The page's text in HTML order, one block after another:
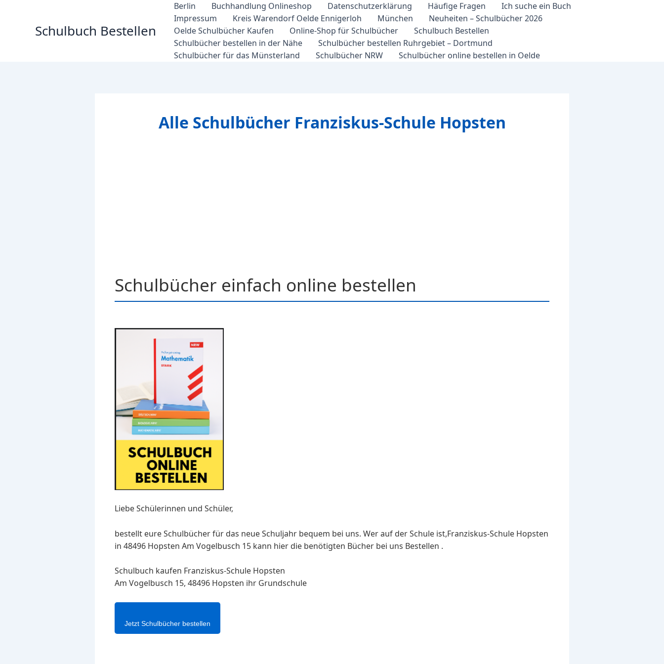
Schulbuch Bestellen
Berlin Buchhandlung Onlineshop Datenschutzerklärung Häufige Fragen
Ich suche ein Buch
Impressum
Kreis Warendorf Oelde Ennigerloh München
Neuheiten – Schulbücher 2026
Oelde Schulbücher Kaufen
Online-Shop für Schulbücher
Schulbuch Bestellen
Schulbücher bestellen in der Nähe
Schulbücher bestellen Ruhrgebiet – Dortmund
Schulbücher für das Münsterland
Schulbücher NRW Schulbücher online bestellen in Oelde
Alle Schulbücher Franziskus-Schule Hopsten
Schulbücher einfach online bestellen
Liebe Schülerinnen und Schüler,
bestellt eure Schulbücher für das neue Schuljahr bequem bei uns. Wer auf der Schule ist,Franziskus-Schule Hopsten
in 48496 Hopsten Am Vogelbusch 15 kann hier die benötigten Bücher bei uns Bestellen .
Schulbuch kaufen Franziskus-Schule Hopsten
Am Vogelbusch 15, 48496 Hopsten ihr Grundschule
Jetzt Schulbücher bestellen